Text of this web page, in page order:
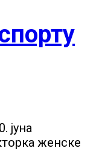
јуна
женске